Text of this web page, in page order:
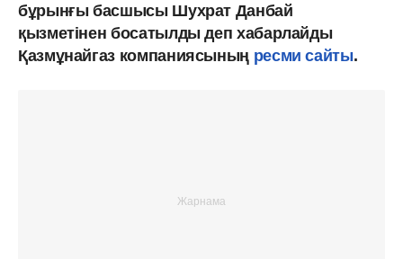
бұрынғы басшысы Шуxрат Данбай
қызметінен босатылды деп хабарлайды
Қазмұнайгаз компаниясының ресми сайты.